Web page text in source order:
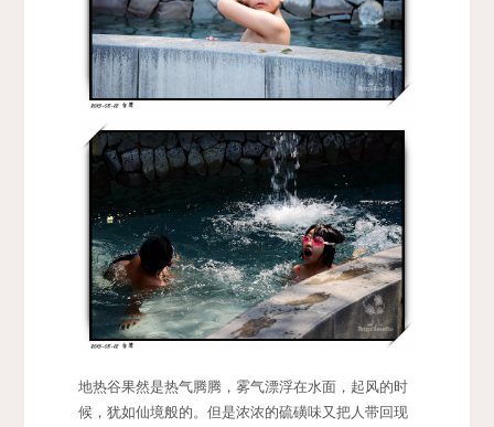
地热谷果然是热气腾腾，雾气漂浮在水面，起风的时
候，犹如仙境般的。但是浓浓的硫磺味又把人带回现